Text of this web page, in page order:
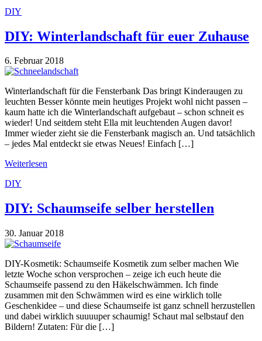
DIY
DIY: Winterlandschaft für euer Zuhause
6. Februar 2018
Winterlandschaft für die Fensterbank Das bringt Kinderaugen zu
leuchten Besser könnte mein heutiges Projekt wohl nicht passen –
kaum hatte ich die Winterlandschaft aufgebaut – schon schneit es
wieder! Und seitdem steht Ella mit leuchtenden Augen davor!
Immer wieder zieht sie die Fensterbank magisch an. Und tatsächlich
– jedes Mal entdeckt sie etwas Neues! Einfach […]
Weiterlesen
DIY
DIY: Schaumseife selber herstellen
30. Januar 2018
DIY-Kosmetik: Schaumseife Kosmetik zum selber machen Wie
letzte Woche schon versprochen – zeige ich euch heute die
Schaumseife passend zu den Häkelschwämmen. Ich finde
zusammen mit den Schwämmen wird es eine wirklich tolle
Geschenkidee – und diese Schaumseife ist ganz schnell herzustellen
und dabei wirklich suuuuper schaumig! Schaut mal selbstauf den
Bildern! Zutaten: Für die […]